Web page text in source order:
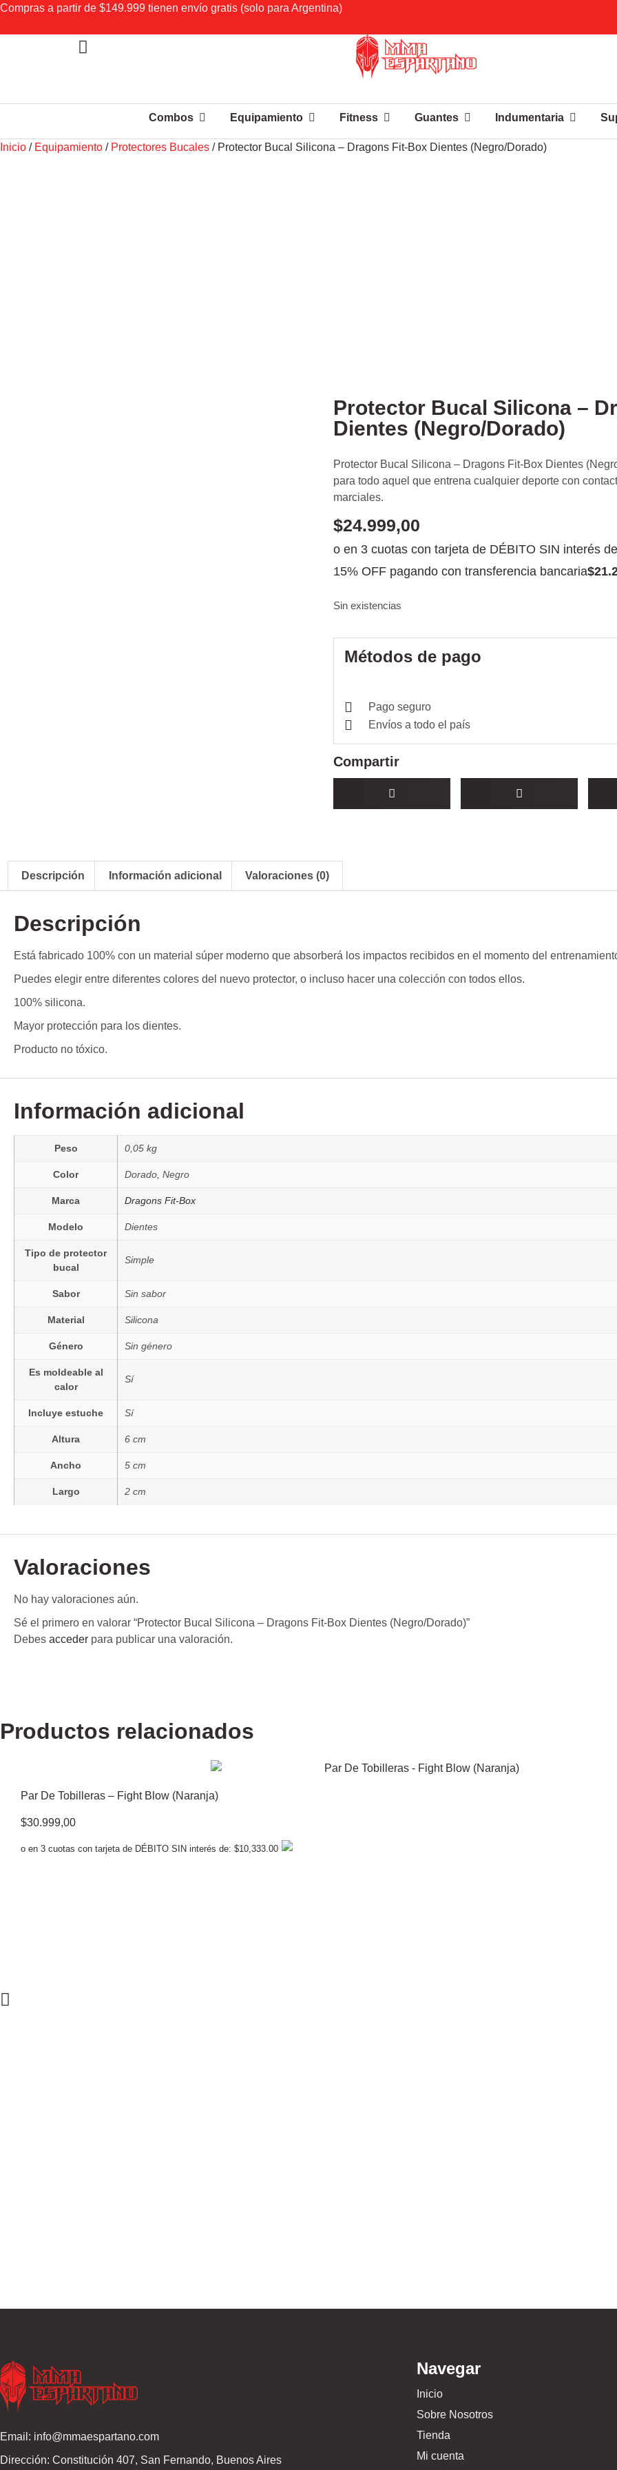
Compras a partir de $149.999 tienen envío gratis (solo para Argentina)
Combos Equipamiento Fitness Guantes Indumentaria
Inicio / Equipamiento / Protectores Bucales / Protector Bucal Silicona – Dragons Fit-Box Dientes (Negro/Dorado)
Protector Bucal Silicona –
Dientes (Negro/Dorado)
Protector Bucal Silicona – Dragons Fit-Box Dientes
para todo aquel que entrena cualquier deporte con
marciales.
$24.999,00
o en 3 cuotas con tarjeta de DÉBITO SIN interés
15% OFF pagando con transferencia bancaria$
Sin existencias
Métodos de pago
Pago seguro
Envíos a todo el país
Compartir
Descripción Información adicional Valoraciones (0)
Descripción
Está fabricado 100% con un material súper moderno que absorberá los impactos recibidos en el momento del
Puedes elegir entre diferentes colores del nuevo protector, o incluso hacer una colección con todos ellos.
100% silicona.
Mayor protección para los dientes.
Producto no tóxico.
Información adicional
Peso 0,05 kg
Color Dorado, Negro
Marca Dragons Fit-Box
Modelo Dientes
Tipo de protector
bucal
Simple
Sabor Sin sabor
Material Silicona
Género Sin género
Es moldeable al
calor
Sí
Incluye estuche Sí
Altura 6 cm
Ancho 5 cm
Largo 2 cm
Valoraciones
No hay valoraciones aún.
Sé el primero en valorar “Protector Bucal Silicona – Dragons Fit-Box Dientes (Negro/Dorado)”
Debes acceder para publicar una valoración.
Productos relacionados
Par De Tobilleras – Fight Blow (Naranja)
$30.999,00
o en 3 cuotas con tarjeta de DÉBITO SIN interés de: $10,333.00
Email: info@mmaespartano.com
Dirección: Constitución 407, San Fernando, Buenos Aires
Navegar
Inicio
Sobre Nosotros
Tienda
Mi cuenta